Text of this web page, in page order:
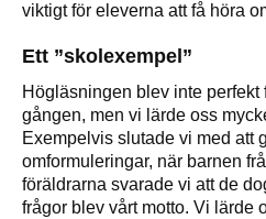
viktigt för eleverna att få höra
Ett ”skolexempel”
Högläsningen blev inte
gången, men vi lärde oss
Exempelvis slutade vi med att
omformuleringar, när barnen
föräldrarna svarade vi att de
frågor blev vårt motto. Vi lärde